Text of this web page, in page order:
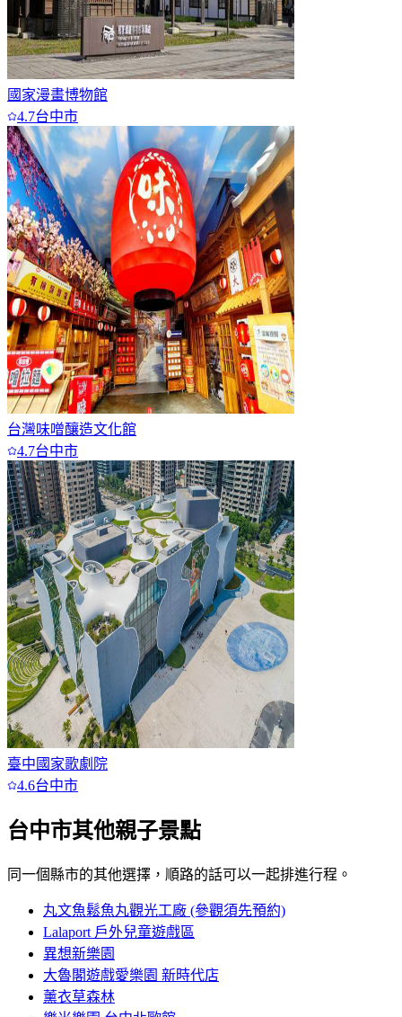
國家漫畫博物館
4.7台中市
台灣味噌釀造文化館
4.7台中市
臺中國家歌劇院
4.6台中市
台中市其他親子景點
同一個縣市的其他選擇，順路的話可以一起排進行程。
丸文魚鬆魚丸觀光工廠 (參觀須先預約)
Lalaport 戶外兒童遊戲區
異想新樂園
大魯閣遊戲愛樂園 新時代店
薰衣草森林